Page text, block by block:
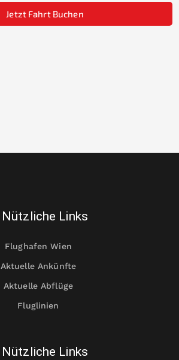
Jetzt Fahrt Buchen
Nützliche Links
Flughafen Wien
Aktuelle Ankünfte
Aktuelle Abflüge
Fluglinien
Nützliche Links